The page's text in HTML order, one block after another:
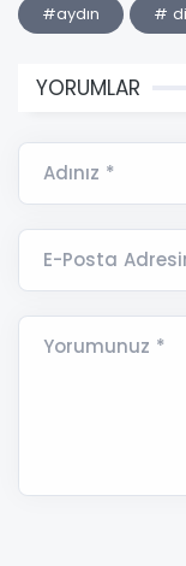
#aydın #
YORUMLAR
Adınız *
E-Posta
Yorumunuz *